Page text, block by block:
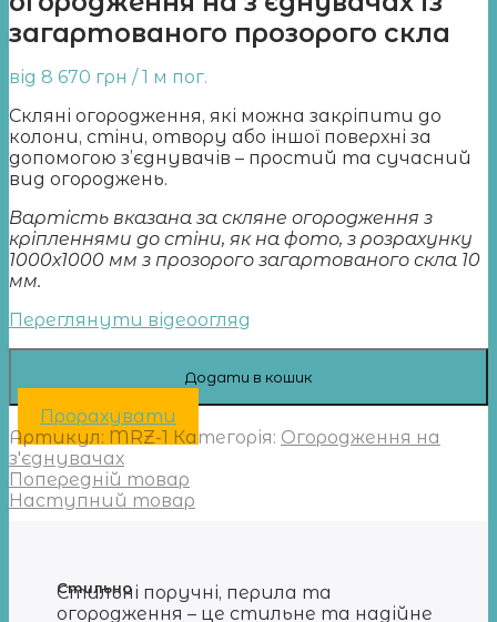
загартованого прозорого скла
від 8 670 грн / 1 м пог.
Скляні огородження, які можна закріпити до
колони, стіни, отвору або іншої поверхні за
допомогою з’єднувачів – простий та сучасний
вид огороджень.
Вартість вказана за скляне огородження з
кріпленнями до стіни, як на фото, з розрахунку
1000х1000 мм з прозорого загартованого скла 10
мм.
Переглянути відеоогляд
Додати в кошик
Прорахувати
Артикул: MRZ-1 Категорія: Огородження на
з'єднувачах
Попередній товар
Наступний товар
Стильно
Стильні поручні, перила та
огородження – це стильне та надійне